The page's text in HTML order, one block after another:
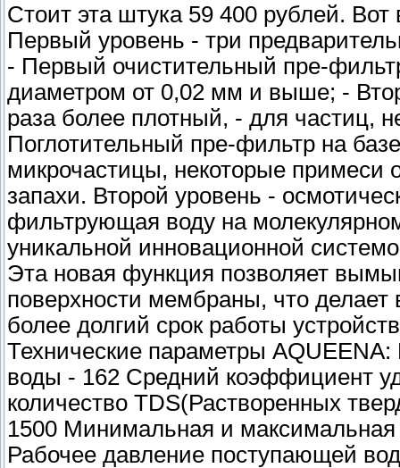
Стоит эта штука 59 400 рублей. Вот
Первый уровень - три
- Первый очистительный пре-
диаметром от 0,02 мм и выше; -
раза более плотный, - для частиц,
Поглотительный пре-фильтр на
микрочастицы, некоторые примеси
запахи. Второй уровень -
фильтрующая воду на
уникальной инновационной
Эта новая функция позволяет
поверхности мембраны, что
более долгий срок работы
Технические параметры
воды - 162 Средний коэффициент
количество TDS(Растворенных
1500 Минимальная и
Рабочее давление поступающей